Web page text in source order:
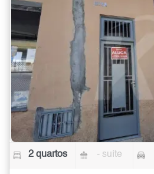
2 quartos - suíte